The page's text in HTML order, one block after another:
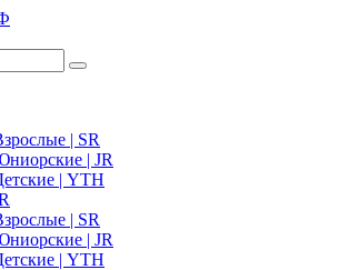
| SR
| JR
| YTH
| SR
| JR
| YTH